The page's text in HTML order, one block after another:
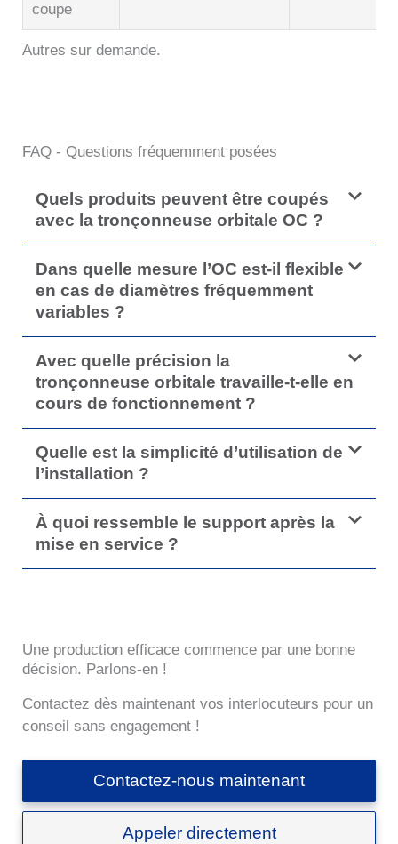
coupe
Autres sur demande.
FAQ - Questions fréquemment posées
Quels produits peuvent être coupés
avec la tronçonneuse orbitale OC ?
Dans quelle mesure l’OC est-il flexible
en cas de diamètres fréquemment
variables ?
Avec quelle précision la
tronçonneuse orbitale travaille-t-elle en
cours de fonctionnement ?
Quelle est la simplicité d’utilisation de
l’installation ?
À quoi ressemble le support après la
mise en service ?
Une production efficace commence par une bonne
décision. Parlons-en !
Contactez dès maintenant vos interlocuteurs pour un
conseil sans engagement !
Contactez-nous maintenant
Appeler directement